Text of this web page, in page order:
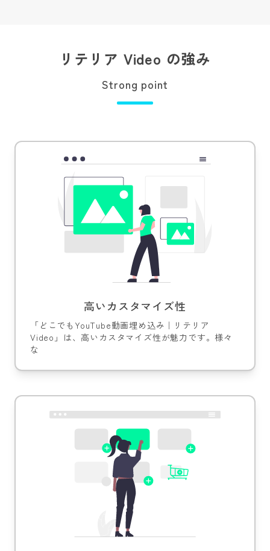
リテリア Video の強み
Strong point
高いカスタマイズ性
「どこでもYouTube動画埋め込み｜リテリア
Video」は、高いカスタマイズ性が魅力です。様々
な